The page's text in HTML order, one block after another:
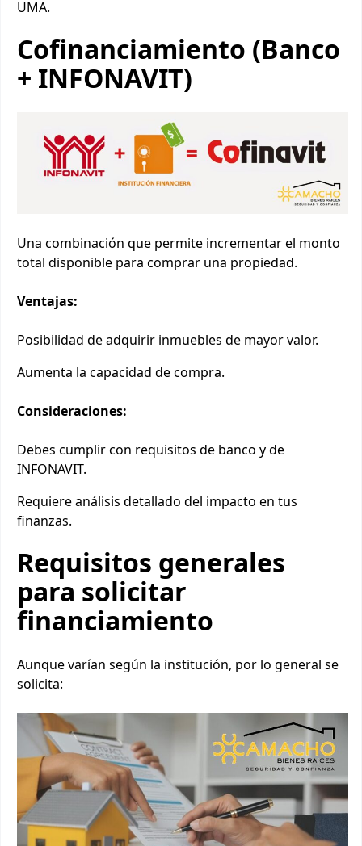
UMA.
Cofinanciamiento (Banco
+ INFONAVIT)
Una combinación que permite incrementar el monto
total disponible para comprar una propiedad.
Ventajas:
Posibilidad de adquirir inmuebles de mayor valor.
Aumenta la capacidad de compra.
Consideraciones:
Debes cumplir con requisitos de banco y de
INFONAVIT.
Requiere análisis detallado del impacto en tus
finanzas.
Requisitos generales
para solicitar
financiamiento
Aunque varían según la institución, por lo general se
solicita: